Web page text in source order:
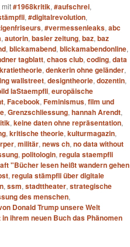
mit#1968kritik, #aufschrei,
, #digitalrevolution,
, #vermessenleaks, abc
, autorin, basler zeitung, baz, baz
, blickamabend, blickamabendonline,
tagblatt, chaos club, coding, data
, denkerin ohne geländer,
wallstreet, designtheorie, dozentin,
laStaempfli, europäische
, Facebook, Feminismus, film und
, Grenzschliessung, hannah Arendt,
, keine daten ohne repräsentation,
, kritische theorie, kulturmagazin,
, militär, news ch, no data without
, politologin, regula staempfli
"Bücher lesen heißt wandern gehen
, regula stämpfli über digitale
, ssm, stadttheater, strategische
des menschen,
Donald Trump unsere Welt
ihrem neuen Buch das Phänomen